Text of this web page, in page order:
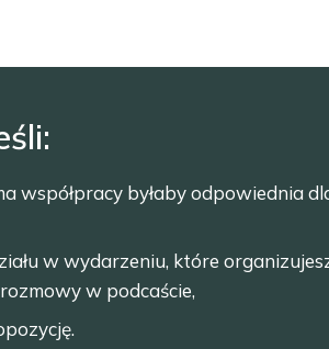
współpracy byłaby odpowiednia
w wydarzeniu, które
w podcaście,